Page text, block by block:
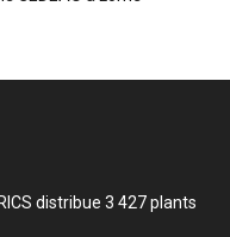
distribue 3 427 plants